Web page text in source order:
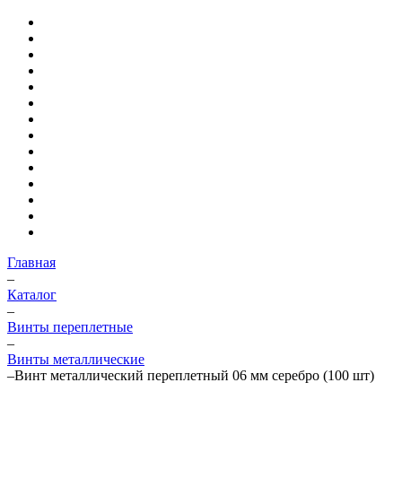
Главная
–
Каталог
–
Винты переплетные
–
Винты металлические
–Винт металлический переплетный 06 мм серебро (100 шт)